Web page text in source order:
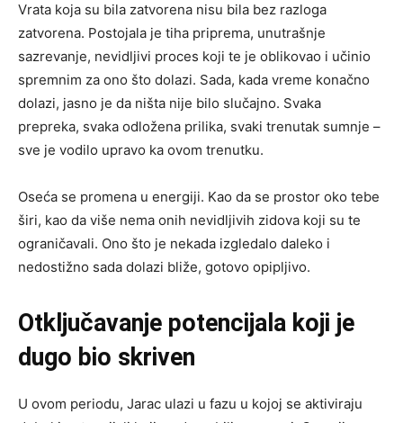
Vrata koja su bila zatvorena nisu bila bez razloga
zatvorena. Postojala je tiha priprema, unutrašnje
sazrevanje, nevidljivi proces koji te je oblikovao i učinio
spremnim za ono što dolazi. Sada, kada vreme konačno
dolazi, jasno je da ništa nije bilo slučajno. Svaka
prepreka, svaka odložena prilika, svaki trenutak sumnje –
sve je vodilo upravo ka ovom trenutku.
Oseća se promena u energiji. Kao da se prostor oko tebe
širi, kao da više nema onih nevidljivih zidova koji su te
ograničavali. Ono što je nekada izgledalo daleko i
nedostižno sada dolazi bliže, gotovo opipljivo.
Otključavanje potencijala koji je
dugo bio skriven
U ovom periodu, Jarac ulazi u fazu u kojoj se aktiviraju